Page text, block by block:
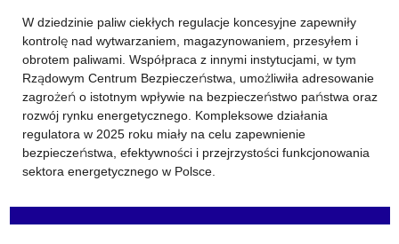
W dziedzinie paliw ciekłych regulacje koncesyjne zapewniły
kontrolę nad wytwarzaniem, magazynowaniem, przesyłem i
obrotem paliwami. Współpraca z innymi instytucjami, w tym
Rządowym Centrum Bezpieczeństwa, umożliwiła adresowanie
zagrożeń o istotnym wpływie na bezpieczeństwo państwa oraz
rozwój rynku energetycznego. Kompleksowe działania
regulatora w 2025 roku miały na celu zapewnienie
bezpieczeństwa, efektywności i przejrzystości funkcjonowania
sektora energetycznego w Polsce.